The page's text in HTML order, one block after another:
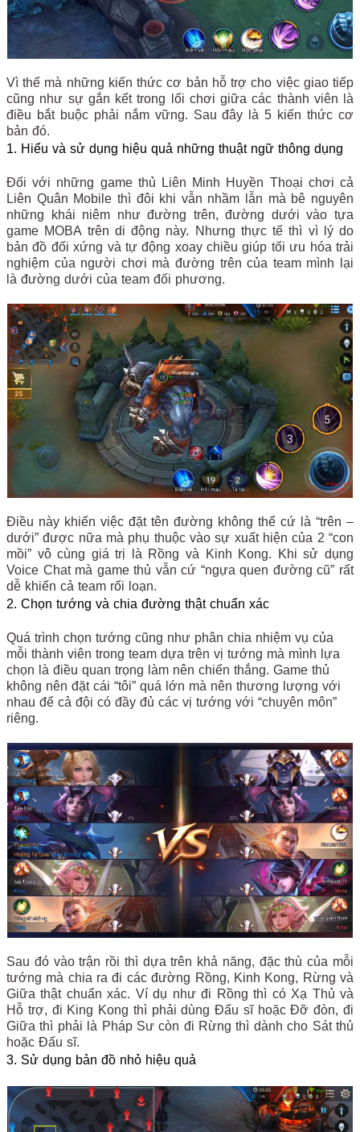
Vì thế mà những kiến thức cơ bản hỗ trợ cho việc giao tiếp
cũng như sự gắn kết trong lối chơi giữa các thành viên là
điều bắt buộc phải nắm vững. Sau đây là 5 kiến thức cơ
bản đó.
1. Hiểu và sử dụng hiệu quả những thuật ngữ thông dụng
Đối với những game thủ Liên Minh Huyền Thoại chơi cả
Liên Quân Mobile thì đôi khi vẫn nhầm lẫn mà bê nguyên
những khái niêm như đường trên, đường dưới vào tựa
game MOBA trên di động này. Nhưng thực tế thì vì lý do
bản đồ đối xứng và tự động xoay chiều giúp tối ưu hóa trải
nghiệm của người chơi mà đường trên của team mình lại
là đường dưới của team đối phương.
Điều này khiến việc đặt tên đường không thể cứ là “trên –
dưới” được nữa mà phụ thuộc vào sự xuất hiện của 2 “con
mồi” vô cùng giá trị là Rồng và Kinh Kong. Khi sử dụng
Voice Chat mà game thủ vẫn cứ “ngựa quen đường cũ” rất
dễ khiến cả team rối loạn.
2. Chọn tướng và chia đường thật chuẩn xác
Quá trình chọn tướng cũng như phân chia nhiệm vụ của
mỗi thành viên trong team dựa trên vị tướng mà mình lựa
chọn là điều quan trọng làm nên chiến thắng. Game thủ
không nên đặt cái “tôi” quá lớn mà nên thương lượng với
nhau để cả đội có đầy đủ các vị tướng với “chuyên môn”
riêng.
Sau đó vào trận rồi thì dựa trên khả năng, đặc thù của mỗi
tướng mà chia ra đi các đường Rồng, Kinh Kong, Rừng và
Giữa thật chuẩn xác. Ví dụ như đi Rồng thì có Xạ Thủ và
Hỗ trợ, đi King Kong thì phải dùng Đấu sĩ hoặc Đỡ đòn, đi
Giữa thì phải là Pháp Sư còn đi Rừng thì dành cho Sát thủ
hoặc Đấu sĩ.
3. Sử dụng bản đồ nhỏ hiệu quả